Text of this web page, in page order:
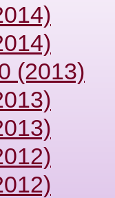
(2013)